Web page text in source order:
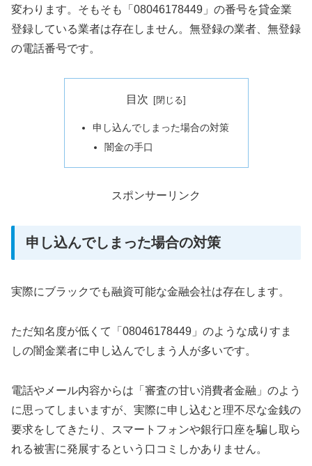
変わります。そもそも「08046178449」の番号を貸金業
登録している業者は存在しません。無登録の業者、無登録
の電話番号です。
目次
申し込んでしまった場合の対策
闇金の手口
スポンサーリンク
申し込んでしまった場合の対策
実際にブラックでも融資可能な金融会社は存在します。
ただ知名度が低くて「08046178449」のような成りすま
しの闇金業者に申し込んでしまう人が多いです。
電話やメール内容からは「審査の甘い消費者金融」のよう
に思ってしまいますが、実際に申し込むと理不尽な金銭の
要求をしてきたり、スマートフォンや銀行口座を騙し取ら
れる被害に発展するという口コミしかありません。